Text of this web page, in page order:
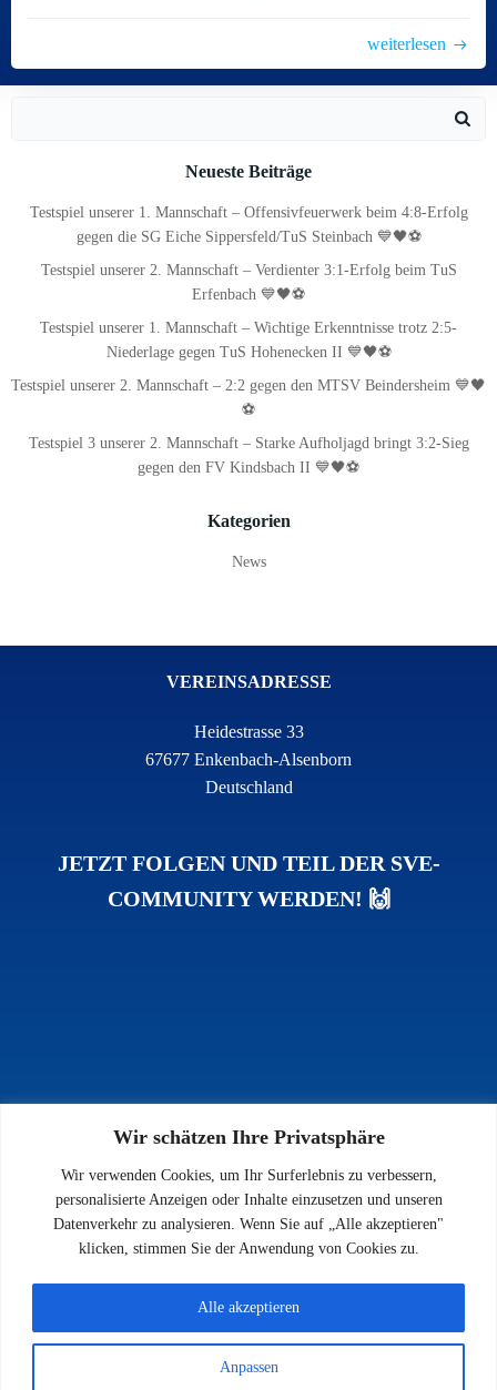
Wir schätzen Ihre Privatsphäre
Wir verwenden Cookies, um Ihr Surferlebnis zu verbessern,
personalisierte Anzeigen oder Inhalte einzusetzen und unseren
Datenverkehr zu analysieren. Wenn Sie auf „Alle akzeptieren"
klicken, stimmen Sie der Anwendung von Cookies zu.
Anpassen
Alle akzeptieren
weiterlesen
Neueste Beiträge
Testspiel unserer 1. Mannschaft – Offensivfeuerwerk beim 4:8-Erfolg
gegen die SG Eiche Sippersfeld/TuS Steinbach 💙🖤⚽
Testspiel unserer 2. Mannschaft – Verdienter 3:1-Erfolg beim TuS
Erfenbach 💙🖤⚽
Testspiel unserer 1. Mannschaft – Wichtige Erkenntnisse trotz 2:5-
Niederlage gegen TuS Hohenecken II 💙🖤⚽
Testspiel unserer 2. Mannschaft – 2:2 gegen den MTSV Beindersheim 💙🖤
⚽
Testspiel 3 unserer 2. Mannschaft – Starke Aufholjagd bringt 3:2-Sieg
gegen den FV Kindsbach II 💙🖤⚽
Kategorien
News
VEREINSADRESSE
Heidestrasse 33
67677 Enkenbach-Alsenborn
Deutschland
JETZT FOLGEN UND TEIL DER SVE-
COMMUNITY WERDEN! 🙌
INFOS
Impressum
Datenschutz
Kontakt